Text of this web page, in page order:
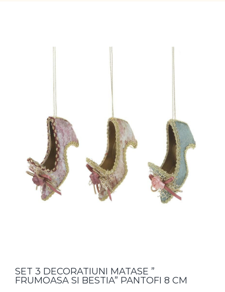
SET 3 DECORATIUNI MATASE ”
FRUMOASA SI BESTIA” PANTOFI 8 CM